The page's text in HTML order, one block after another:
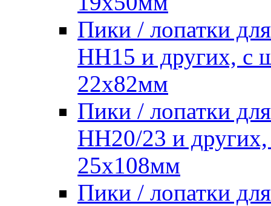
Пики / лопатки
HH15 и других, с
22х82мм
Пики / лопатки
HH20/23 и
25х108мм
Пики / лопатки